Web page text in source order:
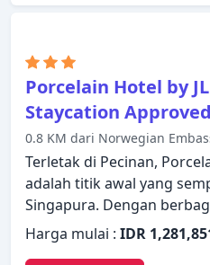
dirancang untuk
seperti loker, akses
bebas asap rokok, AC,
ini menawarkan berbagai
Temukan semua yang
membuat Wink Hostel
persinggahan Anda.
Porcelain Hotel by
Staycation
0.8 KM dari Norwegian
Terletak di Pecinan,
adalah titik awal yang
Singapura. Dengan
properti ini menyediakan
butuhkan untuk
Harga mulai : IDR